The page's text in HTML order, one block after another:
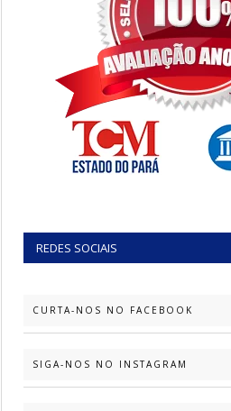
REDES SOCIAIS
CURTA-NOS NO FACEBOOK
SIGA-NOS NO INSTAGRAM